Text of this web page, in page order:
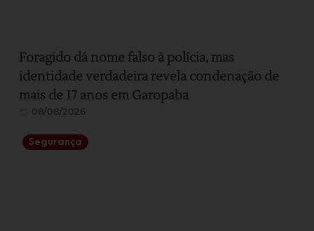
Foragido dá nome falso à polícia, mas
identidade verdadeira revela condenação de
mais de 17 anos em Garopaba
08/08/2026
Segurança